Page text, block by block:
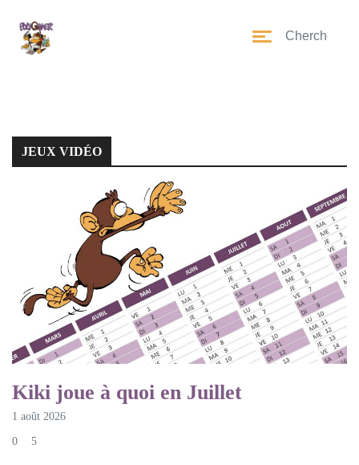
JEUX VIDÉO
Kiki joue à quoi en Juillet
1 août 2026
0 5